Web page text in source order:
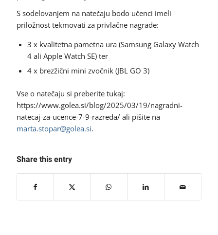
S sodelovanjem na natečaju bodo učenci imeli
priložnost tekmovati za privlačne nagrade:
3 x kvalitetna pametna ura (Samsung Galaxy Watch
4 ali Apple Watch SE) ter
4 x brezžični mini zvočnik (JBL GO 3)
Vse o natečaju si preberite tukaj:
https://www.golea.si/blog/2025/03/19/nagradni-
natecaj-za-ucence-7-9-razreda/ ali pišite na
marta.stopar@golea.si.
Share this entry